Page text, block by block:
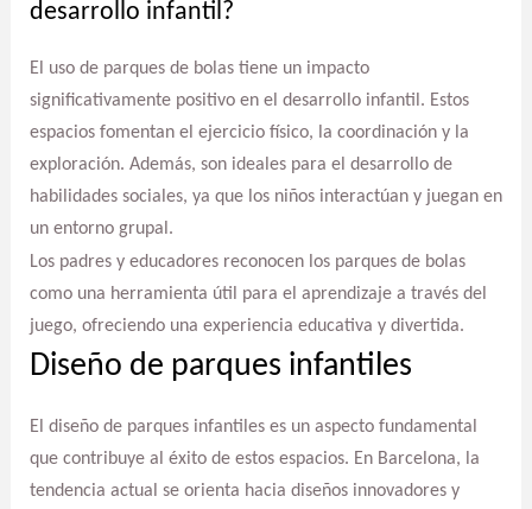
desarrollo infantil?
El uso de parques de bolas tiene un impacto
significativamente positivo en el desarrollo infantil. Estos
espacios fomentan el ejercicio físico, la coordinación y la
exploración. Además, son ideales para el desarrollo de
habilidades sociales, ya que los niños interactúan y juegan en
un entorno grupal.
Los padres y educadores reconocen los parques de bolas
como una herramienta útil para el aprendizaje a través del
juego, ofreciendo una experiencia educativa y divertida.
Diseño de parques infantiles
El diseño de parques infantiles es un aspecto fundamental
que contribuye al éxito de estos espacios. En Barcelona, la
tendencia actual se orienta hacia diseños innovadores y